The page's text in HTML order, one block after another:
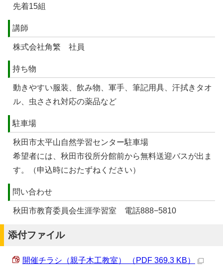
先着15組
講師
株式会社角繁 社員
持ち物
動きやすい服装、飲み物、軍手、筆記用具、汗拭きタオ
ル、虫さされ対応の薬品など
駐車場
秋田市太平山自然学習センター駐車場
希望者には、秋田市役所分館前から無料送迎バスが出ま
す。（申込時におたずねください）
問い合わせ
秋田市教育委員会生涯学習室 電話888−5810
添付ファイル
開催チラシ（親子木工教室） （PDF 369.3 KB）